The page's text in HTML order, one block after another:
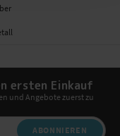
ersten Einkauf
und Angebote zuerst zu
ABONNIEREN